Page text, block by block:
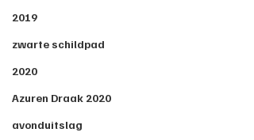
2019
zwarte schildpad
2020
Azuren Draak 2020
avonduitslag